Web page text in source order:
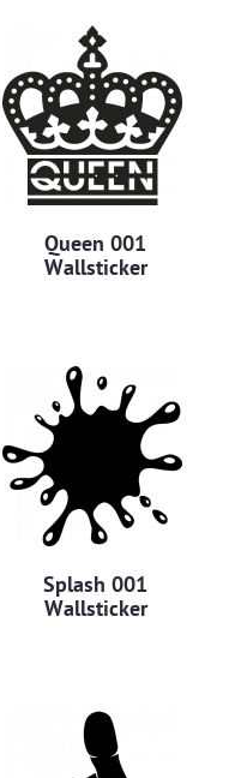
Queen 001
Wallsticker
Splash 001
Wallsticker